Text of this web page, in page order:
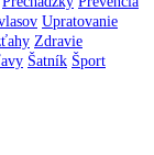
Upratovanie
Zdravie
Šatník Šport